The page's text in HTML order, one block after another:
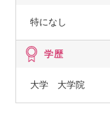
特になし
学歴
大学 大学院